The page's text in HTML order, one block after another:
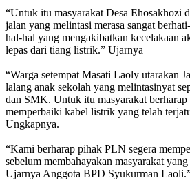
“Untuk itu masyarakat Desa Ehosakhozi
jalan yang melintasi merasa sangat
hal-hal yang mengakibatkan kecelakaan
lepas dari tiang listrik.” Ujarnya
“Warga setempat Masati Laoly utarakan
lalang anak sekolah yang melintasinyat
dan SMK. Untuk itu masyarakat
memperbaiki kabel listrik yang telah
Ungkapnya.
“Kami berharap pihak PLN segera
sebelum membahayakan masyarakat
Ujarnya Anggota BPD Syukurman